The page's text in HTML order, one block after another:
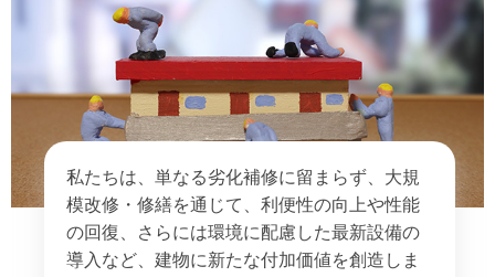
私たちは、単なる劣化補修に留まらず、大規
模改修・修繕を通じて、利便性の向上や性能
の回復、さらには環境に配慮した最新設備の
導入など、建物に新たな付加価値を創造しま